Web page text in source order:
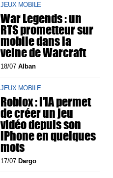
JEUX MOBILE
War Legends : un
RTS prometteur sur
mobile dans la
veine de Warcraft
18/07Alban
JEUX MOBILE
Roblox : l'IA permet
de créer un jeu
vidéo depuis son
iPhone en quelques
mots
17/07Dargo